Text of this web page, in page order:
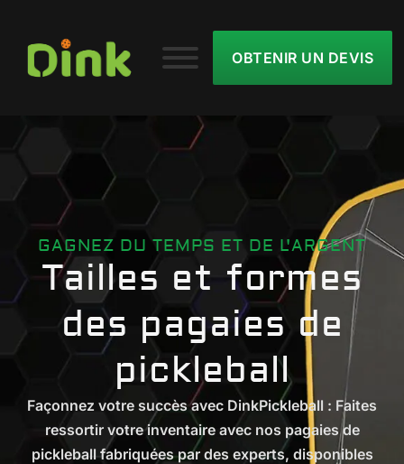
OBTENIR UN DEVIS
GAGNEZ DU TEMPS ET DE L'ARGENT
Tailles et formes
des pagaies de
pickleball
Façonnez votre succès avec DinkPickleball : Faites
ressortir votre inventaire avec nos pagaies de
pickleball fabriquées par des experts, disponibles